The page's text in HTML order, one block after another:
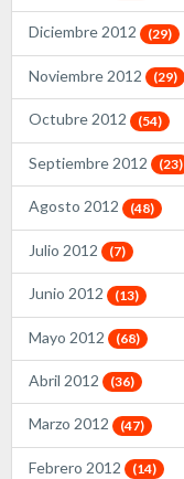
Diciembre 2012 (29)
Noviembre 2012 (29)
Octubre 2012 (54)
Septiembre 2012 (23)
Agosto 2012 (48)
Julio 2012 (7)
Junio 2012 (13)
Mayo 2012 (68)
Abril 2012 (36)
Marzo 2012 (47)
Febrero 2012 (14)